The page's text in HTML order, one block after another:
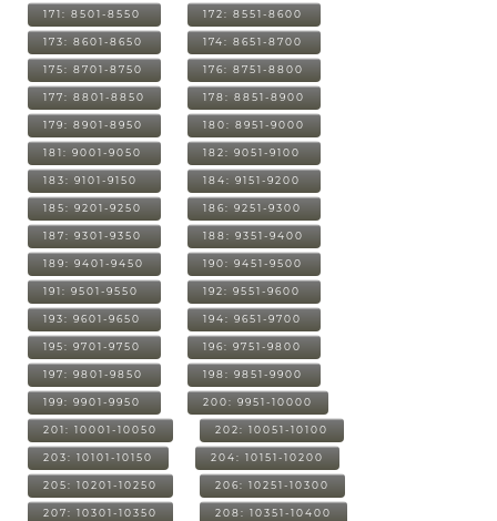
171: 8501-8550 172: 8551-8600
173: 8601-8650 174: 8651-8700
175: 8701-8750 176: 8751-8800
177: 8801-8850 178: 8851-8900
179: 8901-8950 180: 8951-9000
181: 9001-9050 182: 9051-9100
183: 9101-9150 184: 9151-9200
185: 9201-9250 186: 9251-9300
187: 9301-9350 188: 9351-9400
189: 9401-9450 190: 9451-9500
191: 9501-9550 192: 9551-9600
193: 9601-9650 194: 9651-9700
195: 9701-9750 196: 9751-9800
197: 9801-9850 198: 9851-9900
199: 9901-9950 200: 9951-10000
201: 10001-10050 202: 10051-10100
203: 10101-10150 204: 10151-10200
205: 10201-10250 206: 10251-10300
207: 10301-10350 208: 10351-10400